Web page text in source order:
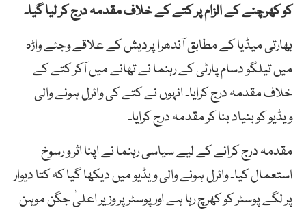
کو کھرچنے کے الزام پر کتے کے خلاف مقدمہ درج کر لیا گیا۔
بھارتی میڈیا کے مطابق آندھرا پردیش کے علاقے وجئے واڑہ
میں تیلگو دسام پارٹی کے رہنما نے تھانے میں آکر کتے کے
خلاف مقدمہ درج کرایا۔ انہوں نے کتے کی وائرل ہونے والی
ویڈیو کو بنیاد بنا کر مقدمہ درج کرایا۔
مقدمہ درج کرانے کے لیے سیاسی رہنما نے اپنا اثر و رسوخ
استعمال کیا۔ وائرل ہونے والی ویڈیو میں دیکھا گیا کہ کتا دیوار
پر لگے پوسٹر کو کھرچ رہا ہے اور پوسٹر پر وزیر اعلیٰ جگن موہن